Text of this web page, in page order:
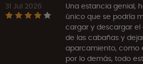
31 Jul 2026
Una estancia genial,
único que se podría
cargar y descargar
de las cabañas y
aparcamiento, como
por lo demás, todo